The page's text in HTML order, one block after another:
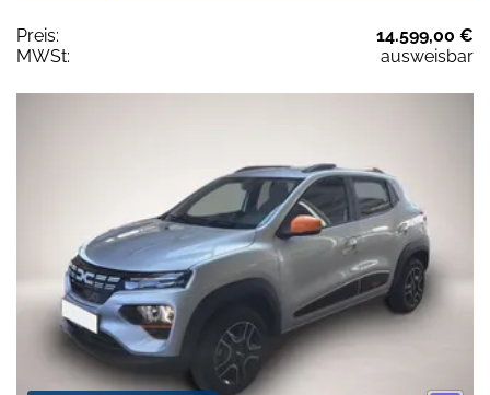
Preis:
14.599,00 €
MWSt:
ausweisbar